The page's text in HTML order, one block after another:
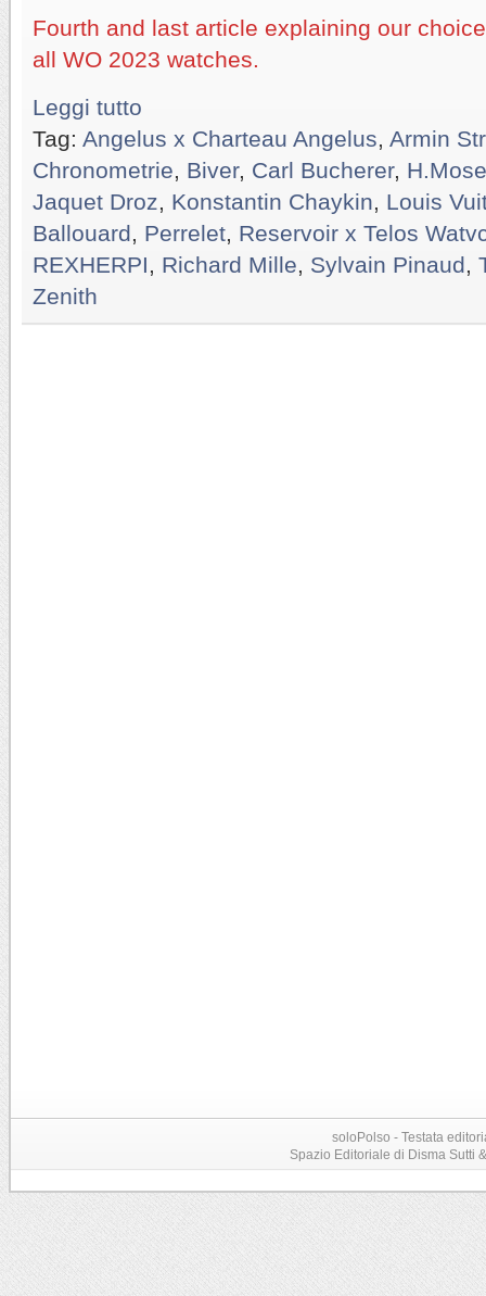
Fourth and last article explaining our
all WO 2023 watches.
Leggi tutto
Tag: Angelus x Charteau Angelus Armin
Chronometrie
Biver, Carl Bucherer,
Jaquet Droz
Konstantin Chaykin
Louis
Ballouard
Perrelet Reservoir x Telos
REXHERPI
Richard Mille Sylvain Pinaud
Zenith
soloPolso - Testata
Spazio Editoriale di Disma Sutti